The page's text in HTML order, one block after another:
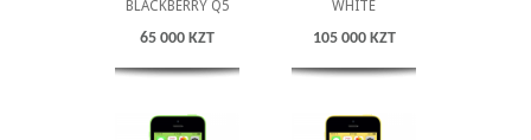
BLACKBERRY Q5
65 000 KZT
WHITE
105 000 KZT